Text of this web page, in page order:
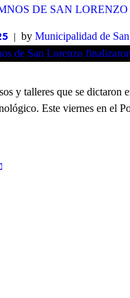
DE SAN
by Municipalidad de
y talleres que se dictaron
Este viernes en el